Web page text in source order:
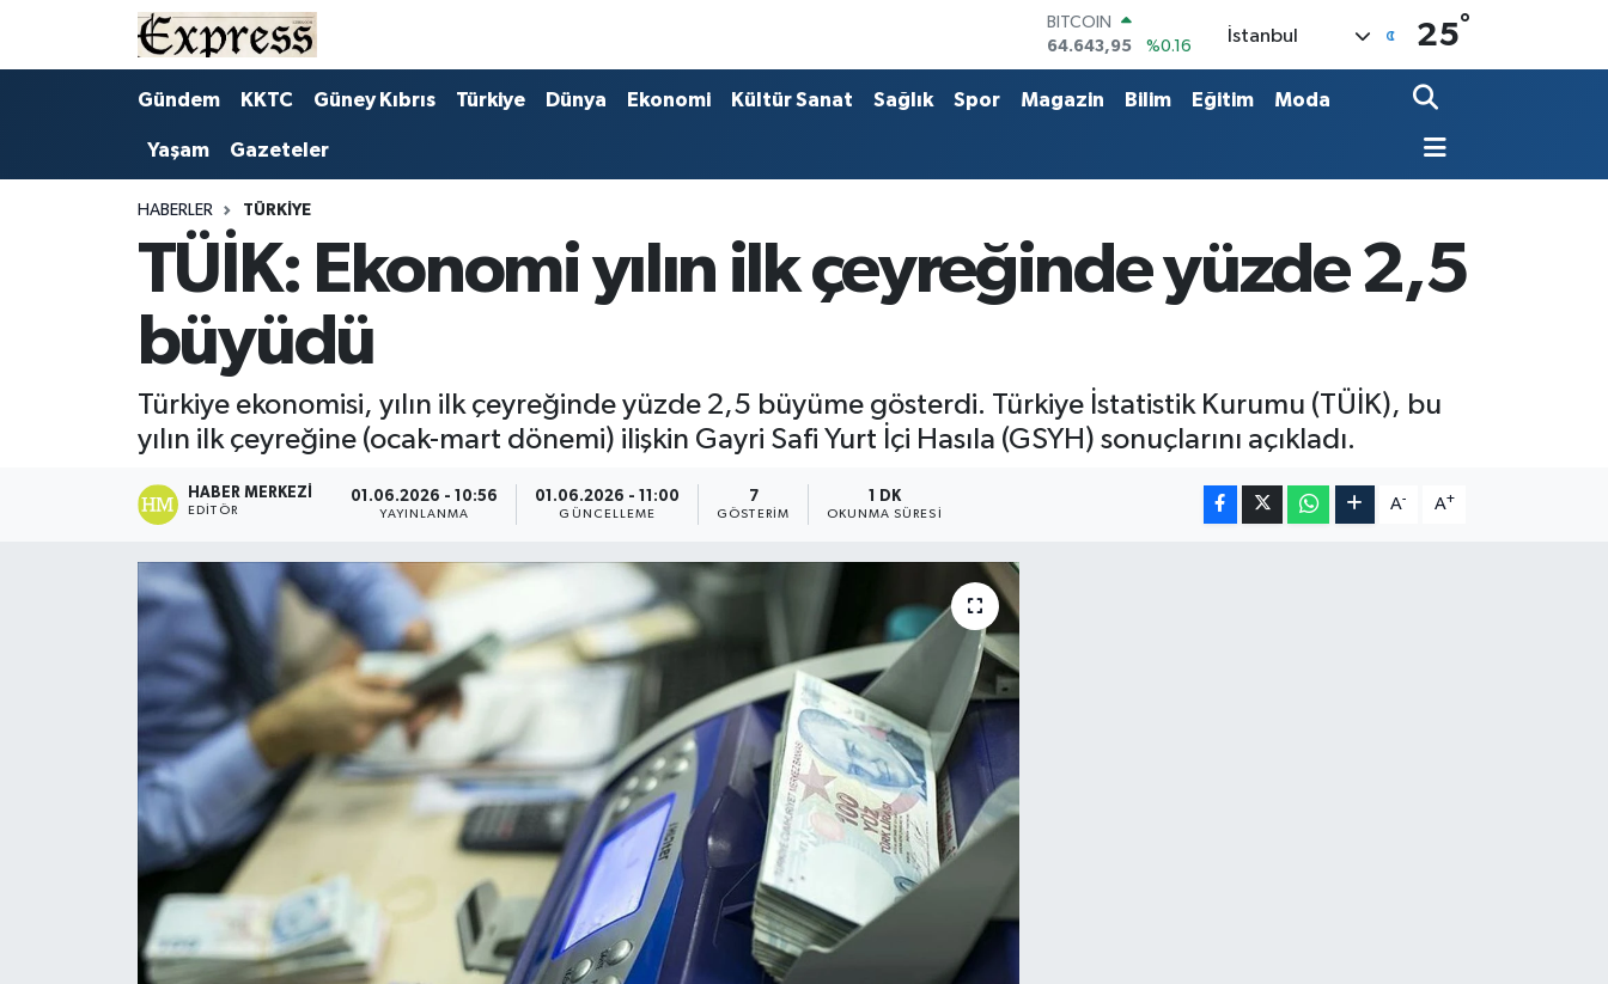
BITCOIN
64.643,95
%0.16
DOLAR
47,6006
%0.06
EURO
BİST100
13.799
%70
İstanbul 25°
Gündem KKTC Güney Kıbrıs Türkiye Dünya Ekonomi Kültür Sanat Sağlık Spor Magazin Bilim Eğitim Moda
Yaşam Gazeteler
HABERLER TÜRKIYE
TÜİK: Ekonomi yılın ilk çeyreğinde yüzde 2,5
büyüdü
Türkiye ekonomisi, yılın ilk çeyreğinde yüzde 2,5 büyüme gösterdi. Türkiye İstatistik Kurumu (TÜİK), bu
yılın ilk çeyreğine (ocak-mart dönemi) ilişkin Gayri Safi Yurt İçi Hasıla (GSYH) sonuçlarını açıkladı.
HABER MERKEZI
EDITÖR
01.06.2026 - 10:56
YAYINLANMA
01.06.2026 - 11:00
GÜNCELLEME
7
GÖSTERIM
1 DK
OKUNMA SÜRESI
A- A+
ALAYKÖY
ALSANCAK
EKONOMİ
ENGLISH
ESENTEPE
GAZİMAĞUSA
GÜNDEM
GÜNEY KIBRIS
KÜLTÜR SANAT
Hava Durumu
Trafik Durumu
Süper Lig Puan Durumu ve Fikstür
Tüm Manşetler
Son Dakika Haberleri
Haber Arşivi